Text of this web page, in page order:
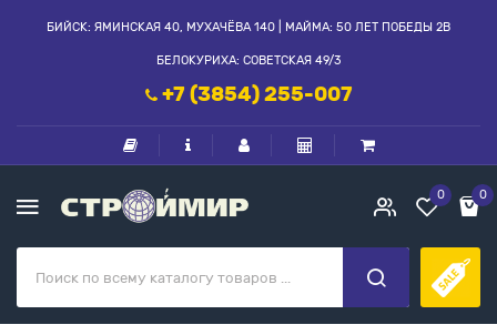
БИЙСК: ЯМИНСКАЯ 40, МУХАЧЁВА 140 | МАЙМА: 50 ЛЕТ ПОБЕДЫ 2В
БЕЛОКУРИХА: СОВЕТСКАЯ 49/3
+7 (3854) 255-007
0 0